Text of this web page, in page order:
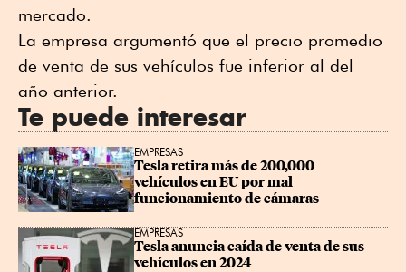
mercado.
La empresa argumentó que el precio promedio
de venta de sus vehículos fue inferior al del
año anterior.
Te puede interesar
EMPRESAS
Tesla retira más de 200,000
vehículos en EU por mal
funcionamiento de cámaras
EMPRESAS
Tesla anuncia caída de venta de sus
vehículos en 2024